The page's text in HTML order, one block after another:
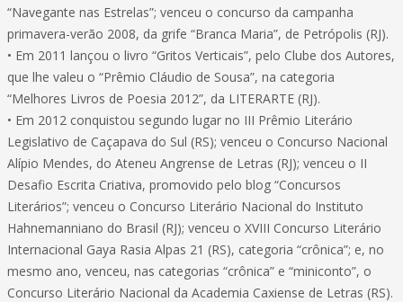
“Navegante nas Estrelas”; venceu o concurso da campanha
primavera-verão 2008, da grife “Branca Maria”, de Petrópolis (RJ).
• Em 2011 lançou o livro “Gritos Verticais”, pelo Clube dos Autores,
que lhe valeu o “Prêmio Cláudio de Sousa”, na categoria
“Melhores Livros de Poesia 2012”, da LITERARTE (RJ).
• Em 2012 conquistou segundo lugar no III Prêmio Literário
Legislativo de Caçapava do Sul (RS); venceu o Concurso Nacional
Alípio Mendes, do Ateneu Angrense de Letras (RJ); venceu o II
Desafio Escrita Criativa, promovido pelo blog “Concursos
Literários”; venceu o Concurso Literário Nacional do Instituto
Hahnemanniano do Brasil (RJ); venceu o XVIII Concurso Literário
Internacional Gaya Rasia Alpas 21 (RS), categoria “crônica”; e, no
mesmo ano, venceu, nas categorias “crônica” e “miniconto”, o
Concurso Literário Nacional da Academia Caxiense de Letras (RS).